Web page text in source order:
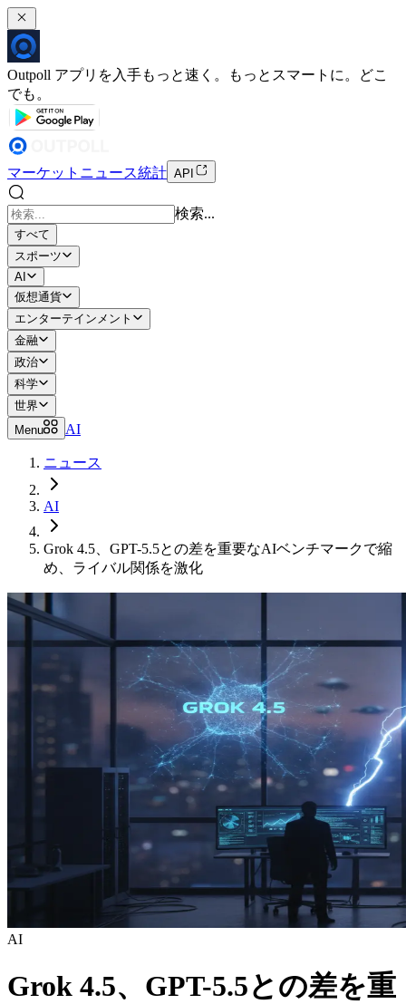
Outpoll アプリを入手もっと速く。もっとスマートに。どこ
でも。
マーケット ニュース統計 API
検索...
すべて
スポーツ
AI
仮想通貨
エンターテインメント
金融
政治
科学
世界
Menu
AI
ニュース
AI
Grok 4.5、GPT-5.5との差を重要なAIベンチマークで縮
め、ライバル関係を激化
AI
Grok 4.5、GPT-5.5との差を重